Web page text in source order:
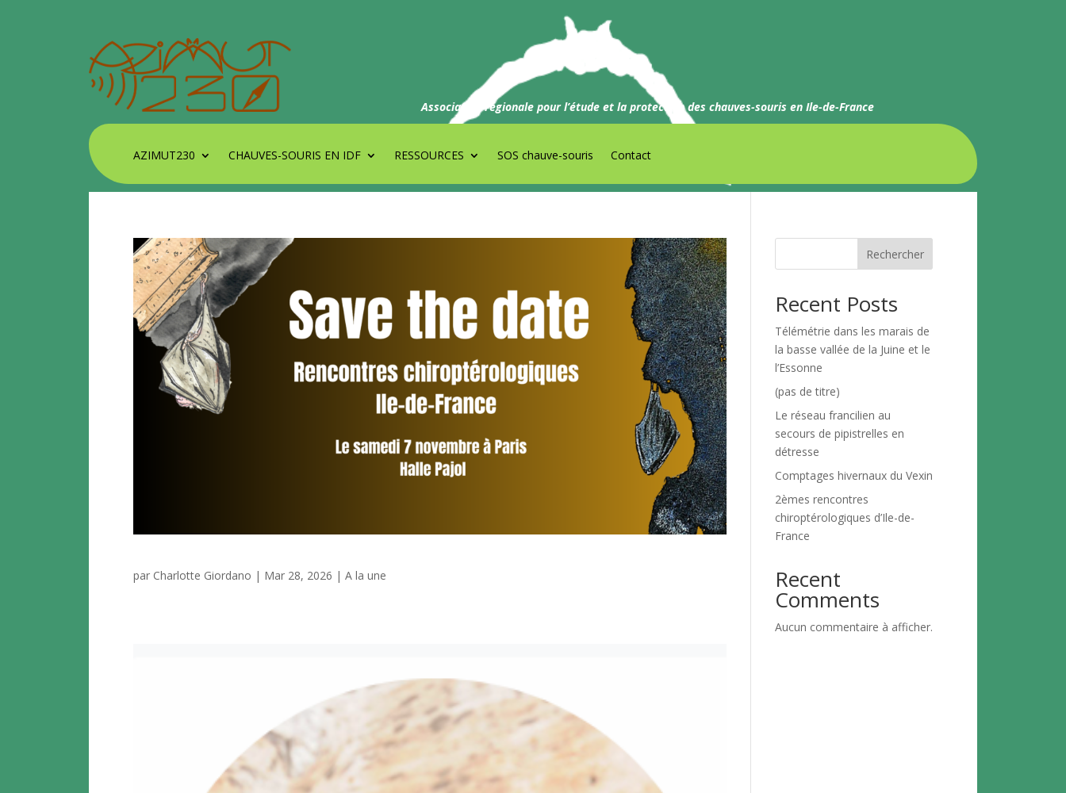
Association régionale pour l’étude et la protection des chauves-souris en Ile-de-France
AZIMUT230 CHAUVES-SOURIS EN IDF RESSOURCES SOS chauve-souris Contact
par Charlotte Giordano | Mar 28, 2026 | A la une
Rechercher
Recent Posts
Télémétrie dans les marais de
la basse vallée de la Juine et le
l’Essonne
(pas de titre)
Le réseau francilien au
secours de pipistrelles en
détresse
Comptages hivernaux du Vexin
2èmes rencontres
chiroptérologiques d’Ile-de-
France
Recent
Comments
Aucun commentaire à afficher.